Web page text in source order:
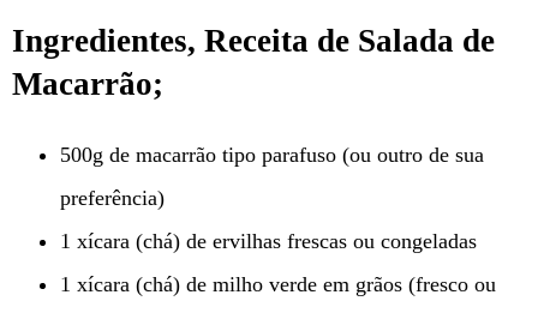
Ingredientes, Receita de Salada de
Macarrão;
500g de macarrão tipo parafuso (ou outro de sua
preferência)
1 xícara (chá) de ervilhas frescas ou congeladas
1 xícara (chá) de milho verde em grãos (fresco ou